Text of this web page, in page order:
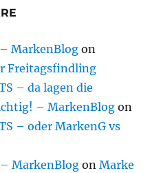
MarkenBlog on
Freitagsfindling
– da lagen die
– MarkenBlog on
– oder MarkenG vs
– MarkenBlog onMarke